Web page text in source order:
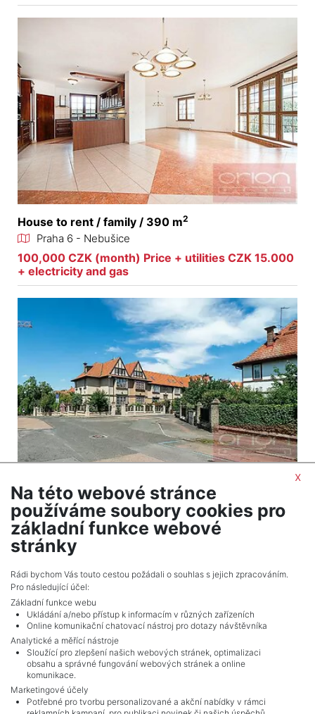
House to rent / family / 390 m2
Praha 6 - Nebušice
100,000 CZK (month) Price + utilities CZK 15.000
+ electricity and gas
House to rent / family / 220 m
Praha 6 - Střešovice
110,000 CZK (month) Price + utilities CZK
10.000,-
Adverts total10.
x
Na této webové stránce
používáme soubory cookies pro
základní funkce webové
stránky
Rádi bychom Vás touto cestou požádali o souhlas s jejich zpracováním.
Pro následující účel:
Základní funkce webu
Ukládání a/nebo přístup k informacím v různých zařízeních
Online komunikační chatovací nástroj pro dotazy návštěvníka
Analytické a měřící nástroje
Sloužící pro zlepšení našich webových stránek, optimalizaci
obsahu a správné fungování webových stránek a online
komunikace.
Marketingové účely
Potřebné pro tvorbu personalizované a akční nabídky v rámci